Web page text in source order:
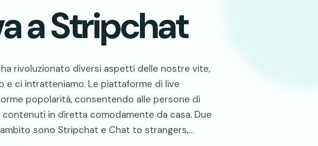
a Stripchat
rivoluzionato diversi aspetti delle nostre vite,
e ci intratteniamo. Le piattaforme di live
popolarità, consentendo alle persone di
in diretta comodamente da casa. Due
sono Stripchat e Chat to strangers,…